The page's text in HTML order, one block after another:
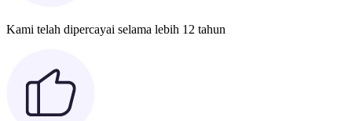
Kami telah dipercayai selama lebih 12 tahun